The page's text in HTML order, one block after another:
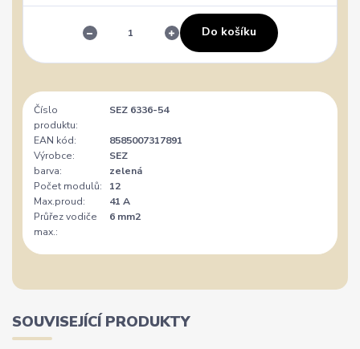
Do košíku
Číslo
produktu:
SEZ 6336-54
EAN kód:
8585007317891
Výrobce:
SEZ
barva:
zelená
Počet modulů:
12
Max.proud:
41 A
Průřez vodiče
max.:
6 mm2
SOUVISEJÍCÍ PRODUKTY